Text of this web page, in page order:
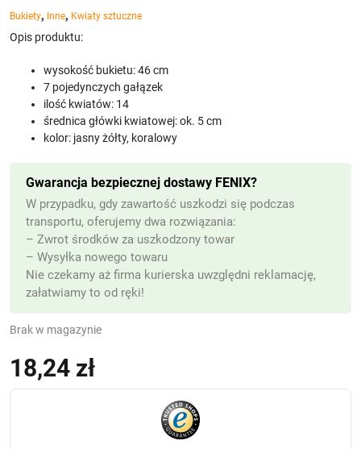
Bukiety, Inne, Kwiaty sztuczne
18,24 zł
Opis produktu:
wysokość bukietu: 46 cm
7 pojedynczych gałązek
ilość kwiatów: 14
średnica główki kwiatowej: ok. 5 cm
kolor: jasny żółty, koralowy
Brak w magazynie
Gwarancja bezpiecznej dostawy FENIX?
W przypadku, gdy zawartość uszkodzi się podczas
transportu, oferujemy dwa rozwiązania:
– Zwrot środków za uszkodzony towar
– Wysyłka nowego towaru
Nie czekamy aż firma kurierska uwzględni reklamację,
załatwiamy to od ręki!